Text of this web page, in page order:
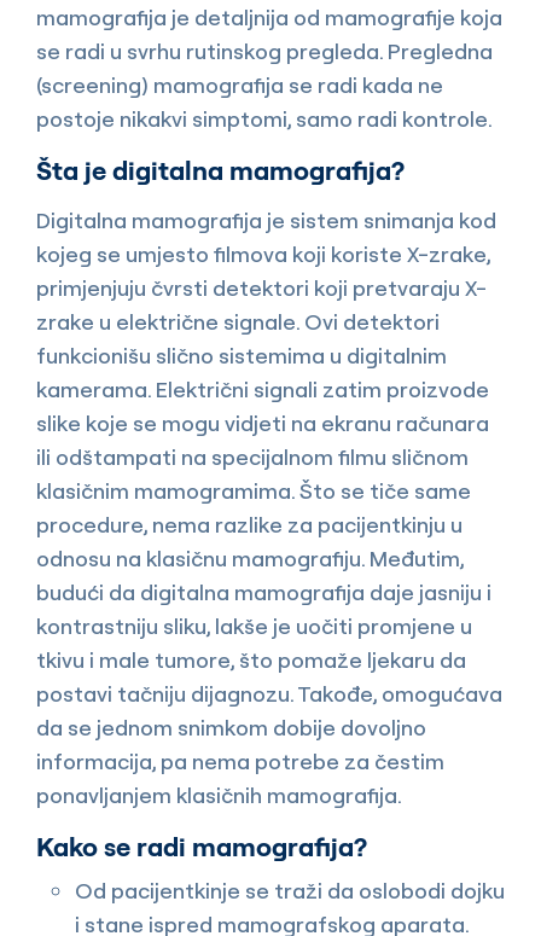
mamografija je detaljnija od mamografije koja
se radi u svrhu rutinskog pregleda. Pregledna
(screening) mamografija se radi kada ne
postoje nikakvi simptomi, samo radi kontrole.
Šta je digitalna mamografija?
Digitalna mamografija je sistem snimanja kod
kojeg se umjesto filmova koji koriste X-zrake,
primjenjuju čvrsti detektori koji pretvaraju X-
zrake u električne signale. Ovi detektori
funkcionišu slično sistemima u digitalnim
kamerama. Električni signali zatim proizvode
slike koje se mogu vidjeti na ekranu računara
ili odštampati na specijalnom filmu sličnom
klasičnim mamogramima. Što se tiče same
procedure, nema razlike za pacijentkinju u
odnosu na klasičnu mamografiju. Međutim,
budući da digitalna mamografija daje jasniju i
kontrastniju sliku, lakše je uočiti promjene u
tkivu i male tumore, što pomaže ljekaru da
postavi tačniju dijagnozu. Takođe, omogućava
da se jednom snimkom dobije dovoljno
informacija, pa nema potrebe za čestim
ponavljanjem klasičnih mamografija.
Kako se radi mamografija?
Od pacijentkinje se traži da oslobodi dojku
i stane ispred mamografskog aparata.